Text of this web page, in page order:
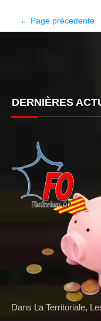
← Page précedente
DERNIÈRES
Dans La Territoriale,